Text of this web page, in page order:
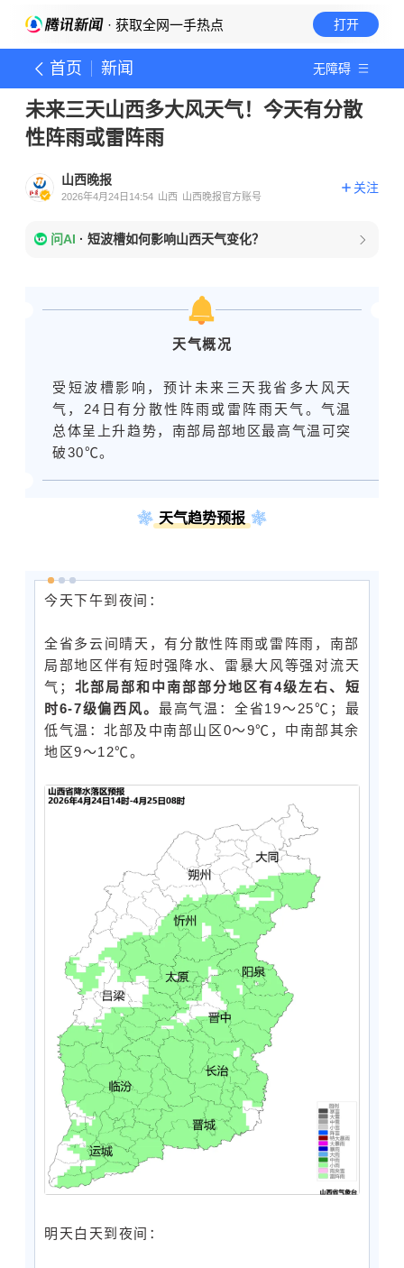
· 获取全网一手热点 打开
首页 新闻 无障碍
未来三天山西多大风天气！今天有分散
性阵雨或雷阵雨
山西晚报
2026年4月24日14:54 山西 山西晚报官方账号
关注
问AI · 短波槽如何影响山西天气变化？
天气概况
受短波槽影响，预计未来三天我省多大风天
气，24日有分散性阵雨或雷阵雨天气。气温
总体呈上升趋势，南部局部地区最高气温可突
破30℃。
天气趋势预报
今天下午到夜间：
全省多云间晴天，有分散性阵雨或雷阵雨，南部
局部地区伴有短时强降水、雷暴大风等强对流天
气 ； 北部局部和中南部部分地区有4级左右、短
时6-7级偏西风。 最高气温：全省19～25℃；最
低气温：北部及中南部山区0～9℃，中南部其余
地区9～12℃。
明天白天到夜间：